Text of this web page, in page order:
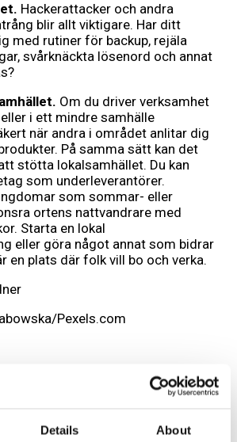
Details About
Hackerattacker och andra
blir allt viktigare. Har ditt
med rutiner för backup, rejäla
svårknäckta lösenord och annat
Om du driver verksamhet
i ett mindre samhälle
när andra i området anlitar dig
På samma sätt kan det
stötta lokalsamhället. Du kan
som underleverantörer.
som sommar- eller
ortens nattvandrare med
Starta en lokal
eller göra något annat som bidrar
en plats där folk vill bo och verka.
Pexels.com
inte publiceras.
Obligatoriska fält är